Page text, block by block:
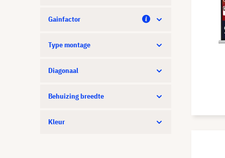
Gainfactor
Type montage
Diagonaal
Behuizing breedte
Kleur